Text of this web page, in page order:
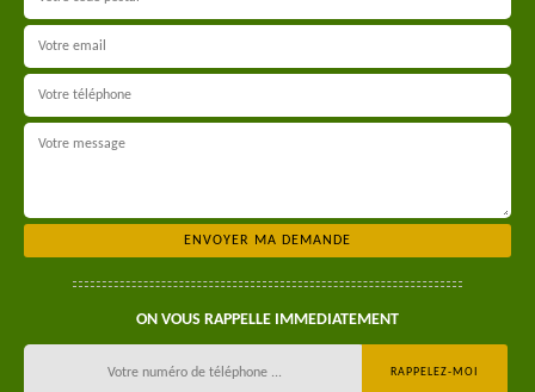
ON VOUS RAPPELLE IMMEDIATEMENT